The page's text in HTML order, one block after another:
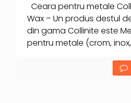
Ceara pentru metale
Wax – Un produs destul
din gama Collinite este
pentru metale (crom,